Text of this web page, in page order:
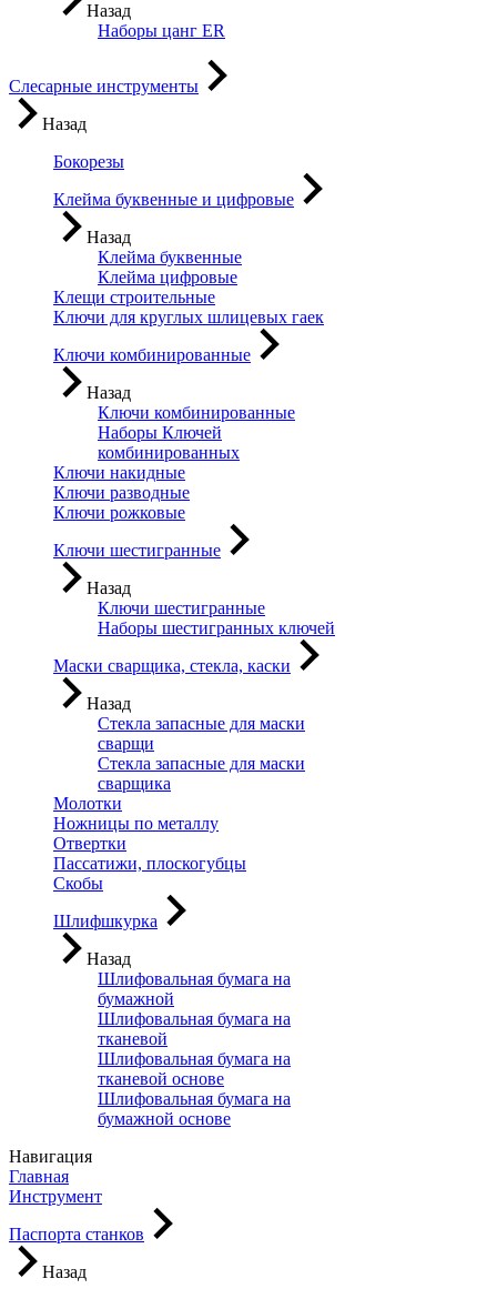
Назад
Наборы цанг ER
Слесарные инструменты
Назад
Бокорезы
Клейма буквенные и цифровые
Назад
Клейма буквенные
Клейма цифровые
Клещи строительные
Ключи для круглых шлицевых гаек
Ключи комбинированные
Назад
Ключи комбинированные
Наборы Ключей
комбинированных
Ключи накидные
Ключи разводные
Ключи рожковые
Ключи шестигранные
Назад
Ключи шестигранные
Наборы шестигранных ключей
Маски сварщика, стекла, каски
Назад
Стекла запасные для маски
сварщи
Стекла запасные для маски
сварщика
Молотки
Ножницы по металлу
Отвертки
Пассатижи, плоскогубцы
Скобы
Шлифшкурка
Назад
Шлифовальная бумага на
бумажной
Шлифовальная бумага на
тканевой
Шлифовальная бумага на
тканевой основе
Шлифовальная бумага на
бумажной основе
Навигация
Главная
Инструмент
Паспорта станков
Назад